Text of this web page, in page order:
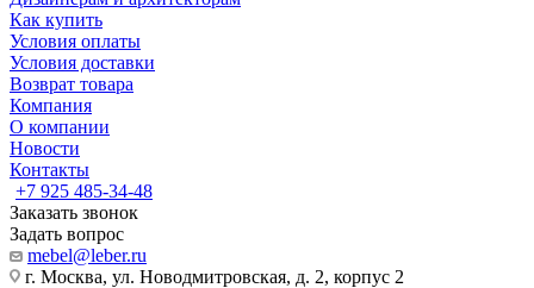
Как купить
Условия оплаты
Условия доставки
Возврат товара
Компания
О компании
Новости
Контакты
+7 925 485-34-48
Заказать звонок
Задать вопрос
mebel@leber.ru
г. Москва, ул. Новодмитровская, д. 2, корпус 2